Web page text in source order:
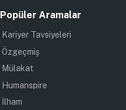
Popüler Aramalar
Kariyer Tavsiyeleri
Özgeçmiş
Mülakat
Humanspire
İlham